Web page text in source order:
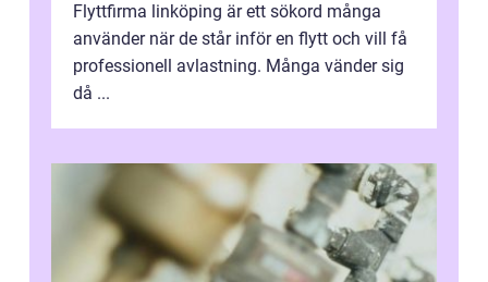
Flyttfirma linköping är ett sökord många
använder när de står inför en flytt och vill få
professionell avlastning. Många vänder sig
då ...